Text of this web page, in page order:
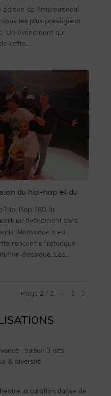
de l’International
vous les plus prestigieux
Un événement qui
cette...
du hip-hop et du
Hip-Hop 360, la
un événement sans
Moovance a eu
rencontre historique
classique. Les...
Page 2 / 2 « 1 2
: saison 3 des
& diversité
la curation danse de